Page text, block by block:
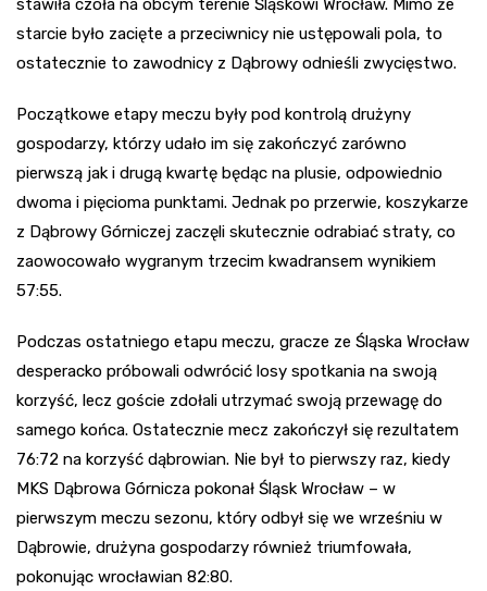
stawiła czoła na obcym terenie Śląskowi Wrocław. Mimo że
starcie było zacięte a przeciwnicy nie ustępowali pola, to
ostatecznie to zawodnicy z Dąbrowy odnieśli zwycięstwo.
Początkowe etapy meczu były pod kontrolą drużyny
gospodarzy, którzy udało im się zakończyć zarówno
pierwszą jak i drugą kwartę będąc na plusie, odpowiednio
dwoma i pięcioma punktami. Jednak po przerwie, koszykarze
z Dąbrowy Górniczej zaczęli skutecznie odrabiać straty, co
zaowocowało wygranym trzecim kwadransem wynikiem
57:55.
Podczas ostatniego etapu meczu, gracze ze Śląska Wrocław
desperacko próbowali odwrócić losy spotkania na swoją
korzyść, lecz goście zdołali utrzymać swoją przewagę do
samego końca. Ostatecznie mecz zakończył się rezultatem
76:72 na korzyść dąbrowian. Nie był to pierwszy raz, kiedy
MKS Dąbrowa Górnicza pokonał Śląsk Wrocław – w
pierwszym meczu sezonu, który odbył się we wrześniu w
Dąbrowie, drużyna gospodarzy również triumfowała,
pokonując wrocławian 82:80.